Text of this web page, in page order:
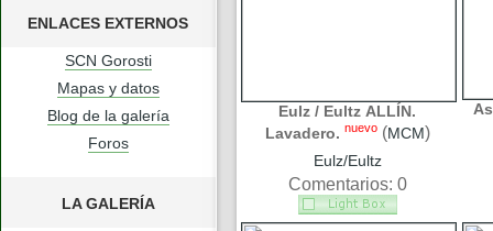
ENLACES EXTERNOS
SCN Gorosti
Mapas y datos
Blog de la galería
Foros
LA GALERÍA
Eulz / Eultz ALLÍN.
Lavadero. nuevo (MCM)
Eulz/Eultz
Comentarios: 0